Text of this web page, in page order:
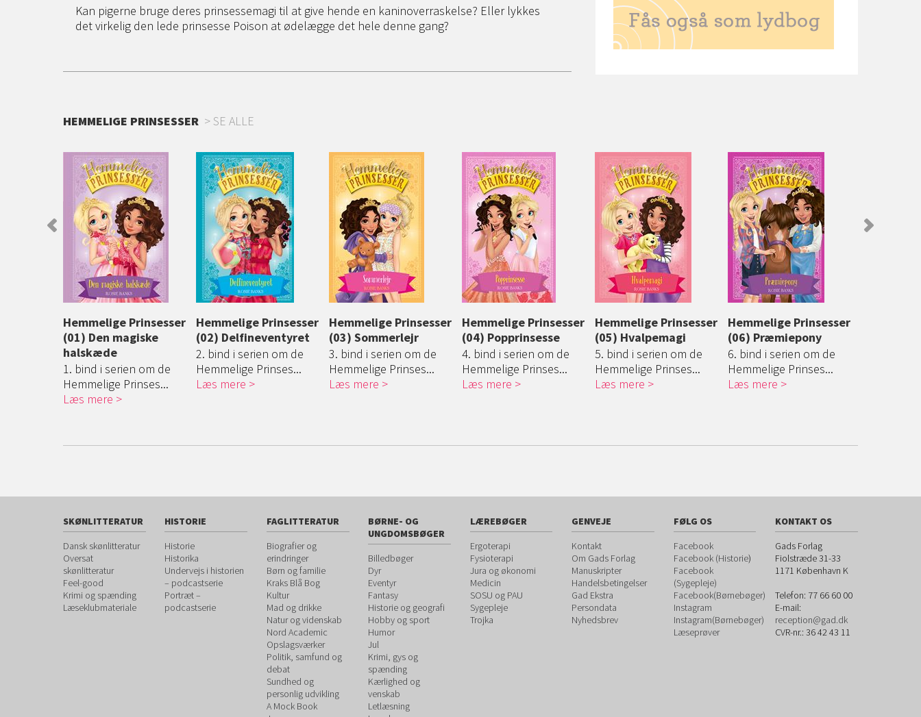
Kan pigerne bruge deres prinsessemagi til at give hende en kaninoverraskelse? Eller lykkes
det virkelig den lede prinsesse Poison at ødelægge det hele denne gang?
HEMMELIGE PRINSESSER SE ALLE
Hemmelige Prinsesser
(01) Den magiske
halskæde
1. bind i serien om de
Hemmelige Prinses...
Læs mere
Hemmelige Prinsesser
(02) Delfineventyret
2. bind i serien om de
Hemmelige Prinses...
Læs mere
Hemmelige Prinsesser
(03) Sommerlejr
3. bind i serien om de
Hemmelige Prinses...
Læs mere
Hemmelige Prinsesser
(04) Popprinsesse
4. bind i serien om de
Hemmelige Prinses...
Læs mere
Hemmelige Prinsesser
(05) Hvalpemagi
5. bind i serien om de
Hemmelige Prinses...
Læs mere
Hemmelige Prinsesser
(06) Præmiepony
6. bind i serien om de
Hemmelige Prinses...
Læs mere
SKØNLITTERATUR
Dansk skønlitteratur
Oversat
skønlitteratur
Feel-good
Krimi og spænding
Læseklubmateriale
HISTORIE
Historie
Historika
Undervejs i historien
– podcastserie
Portræt –
podcastserie
FAGLITTERATUR
Biografier og
erindringer
Børn og familie
Kraks Blå Bog
Kultur
Mad og drikke
Natur og videnskab
Nord Academic
Opslagsværker
Politik, samfund og
debat
Sundhed og
personlig udvikling
A Mock Book
BØRNE- OG
UNGDOMSBØGER
Billedbøger
Dyr
Eventyr
Fantasy
Historie og geografi
Hobby og sport
Humor
Jul
Krimi, gys og
spænding
Kærlighed og
venskab
Letlæsning
LÆREBØGER
Ergoterapi
Fysioterapi
Jura og økonomi
Medicin
SOSU og PAU
Sygepleje
Trojka
GENVEJE
Kontakt
Om Gads Forlag
Manuskripter
Handelsbetingelser
Gad Ekstra
Persondata
Nyhedsbrev
FØLG OS
Facebook
Facebook (Historie)
Facebook
(Sygepleje)
Facebook(Børnebøger)
Instagram
Instagram(Børnebøger)
Læseprøver
KONTAKT OS
Gads Forlag
Fiolstræde 31-33
1171 København K
Telefon: 77 66 60 00
E-mail:
reception@gad.dk
CVR-nr.: 36 42 43 11